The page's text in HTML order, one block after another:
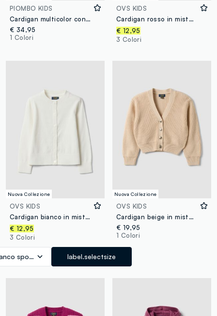
PIOMBO KIDS
Cardigan multicolor con scollo profondo a V jacquard per bambina
€ 34,95
1 Colori
OVS KIDS
Cardigan rosso in misto cotone a girocollo regular fit per bambina
€ 12,95
3 Colori
Nuova Collezione
OVS KIDS
Cardigan bianco in misto cotone a girocollo regular fit per bambina
€ 12,95
3 Colori
sporco label.selectsize
Nuova Collezione
OVS KIDS
Cardigan beige in misto cotone con bottoni per bambina
€ 19,95
1 Colori